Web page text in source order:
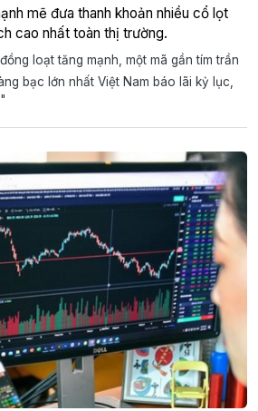
mẽ đưa thanh khoản nhiều cổ lọt
cao nhất toàn thị trường.
loạt tăng mạnh, một mã gần tím trần
bạc lớn nhất Việt Nam báo lãi kỷ lục,